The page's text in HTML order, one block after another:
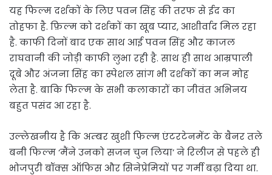
यह फिल्म दर्शकों के लिए पवन सिंह की तरफ से ईद का
तोहफा है. फ़िल्म को दर्शकों का खूब प्यार, आशीर्वाद मिल रहा
है. काफी दिनों बाद एक साथ आई पवन सिंह और काजल
राघवानी की जोड़ी काफी लुभा रही है. साथ ही साथ आम्रपाली
दूबे और अंजना सिंह का स्पेशल सांग भी दर्शकों का मन मोह
लेता है. बाकि फिल्म के सभी कलाकारों का जीवंत अभिनय
बहुत पसंद आ रहा है.
उल्लेखनीय है कि अम्बर खुशी फिल्म एंटरटेनमेंट के बैनर तले
बनी फिल्म ‘मैंने उनको सजन चुन लिया’ ने रिलीज से पहले ही
भोजपुरी बॉक्स ऑफिस और सिनेप्रेमियों पर गर्मी बढ़ा दिया था.